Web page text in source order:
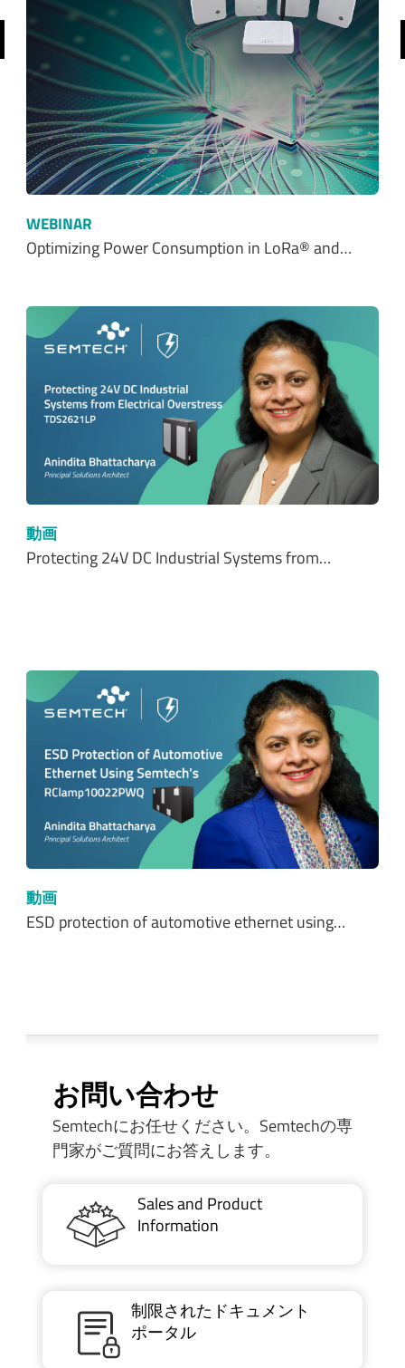
WEBINAR
Optimizing Power Consumption in LoRa® and…
動画
Protecting 24V DC Industrial Systems from…
動画
ESD protection of automotive ethernet using…
お問い合わせ
Semtechにお任せください。Semtechの専
門家がご質問にお答えします。
Sales and Product
Information
制限されたドキュメント
ポータル